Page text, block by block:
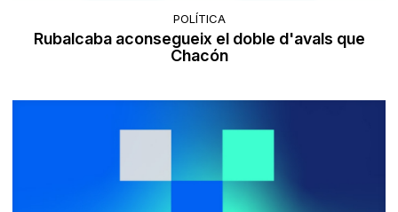
POLÍTICA
Rubalcaba aconsegueix el doble d'avals que
Chacón